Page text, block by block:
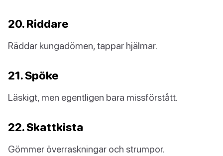
20. Riddare
Räddar kungadömen, tappar hjälmar.
21. Spöke
Läskigt, men egentligen bara missförstått.
22. Skattkista
Gömmer överraskningar och strumpor.